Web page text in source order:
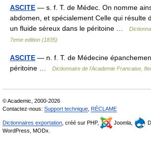
ASCITE — s. f. T. de Médec. On nomme
abdomen, et spécialement Celle qui résulte
un fluide séreux dans le péritoine …
7eme edition (1835)
ASCITE — n. f. T. de Médecine
péritoine …
Dictionnaire de l'Academie Francaise,
© Academic, 2000-2026
Contactez-nous: Support technique RÉCLAME
Dictionnaires exportation , créé sur PHP, Joomla,
WordPress, MODx.